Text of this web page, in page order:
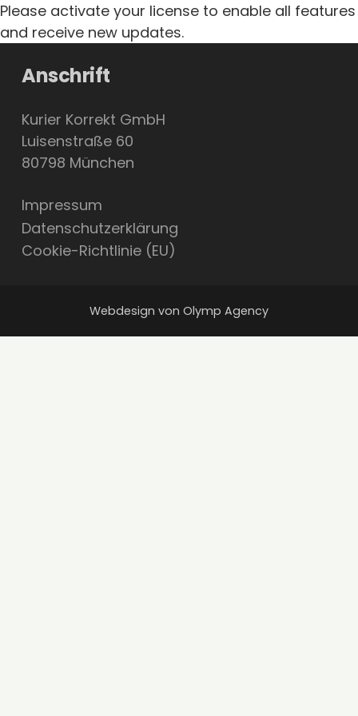
Please activate your license to enable all features
and receive new updates.
Anschrift
Kurier Korrekt GmbH
Luisenstraße 60
80798 München
Impressum
Datenschutzerklärung
Cookie-Richtlinie (EU)
Webdesign von Olymp Agency